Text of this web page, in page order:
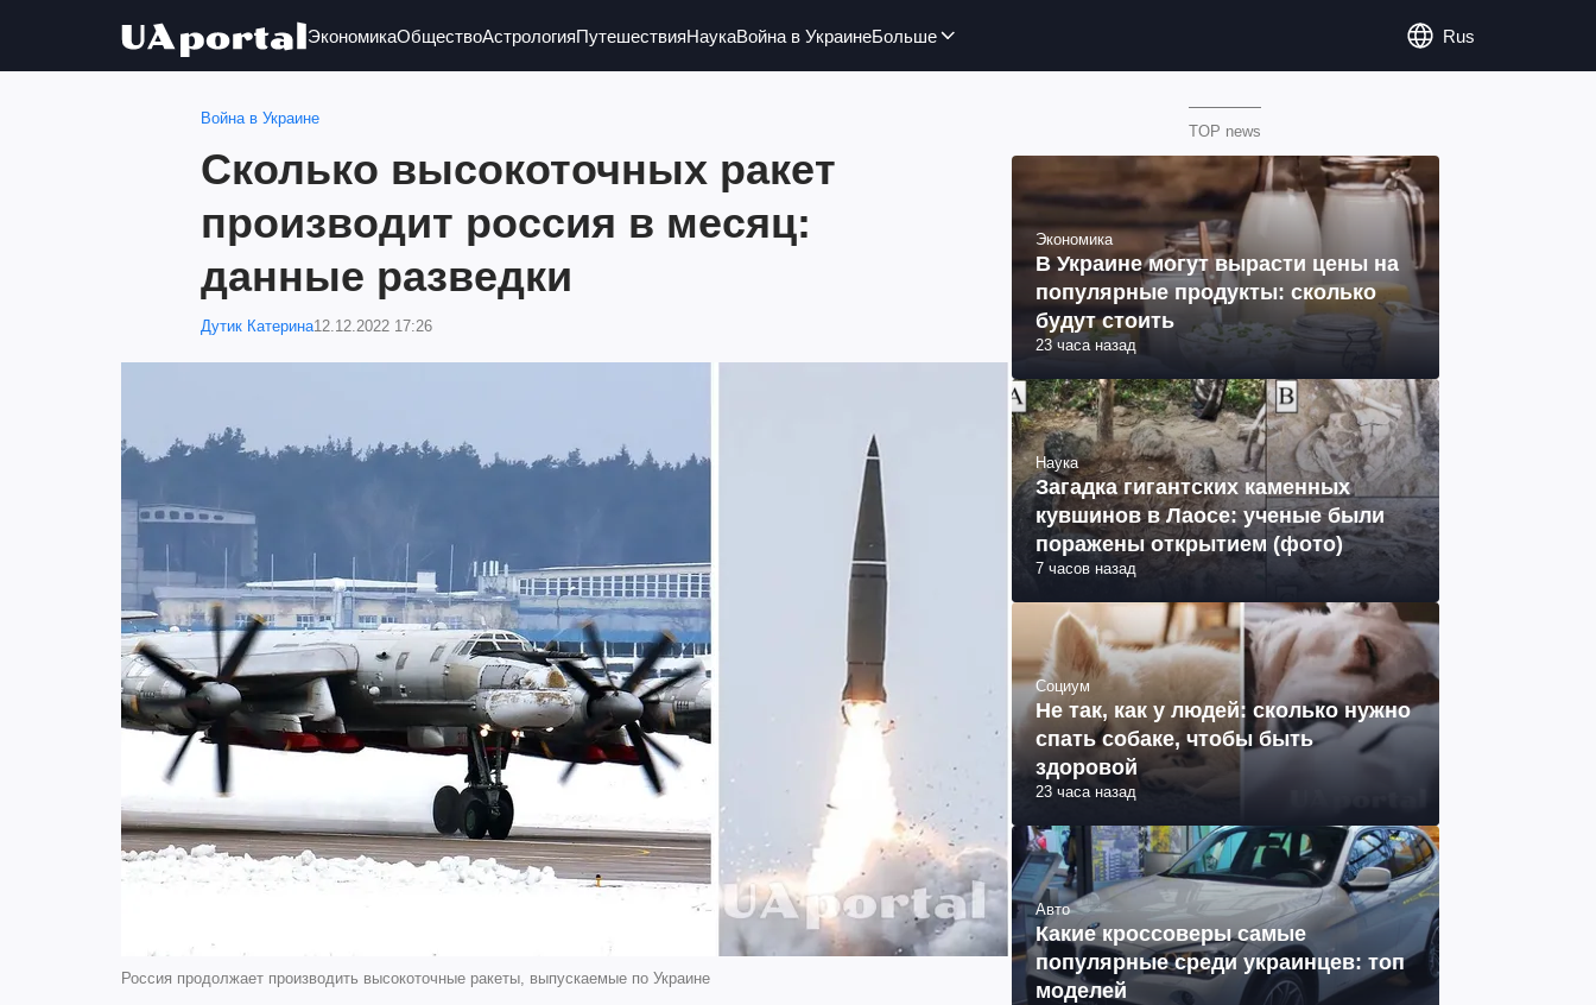
ЭкономикаОбществоАстрологияПутешествияНаукаВойна в УкраинеБольше Rus
Война в Украине
Сколько высокоточных ракет
производит россия в месяц:
данные разведки
Дутик Катерина12.12.2022 17:26
Россия продолжает производить высокоточные ракеты, выпускаемые по Украине
TOP news
Экономика
В Украине могут вырасти цены на
популярные продукты: сколько
будут стоить
23 часа назад
Наука
Загадка гигантских каменных
кувшинов в Лаосе: ученые были
поражены открытием (фото)
7 часов назад
Социум
Не так, как у людей: сколько нужно
спать собаке, чтобы быть
здоровой
23 часа назад
Авто
Какие кроссоверы самые
популярные среди украинцев: топ
моделей